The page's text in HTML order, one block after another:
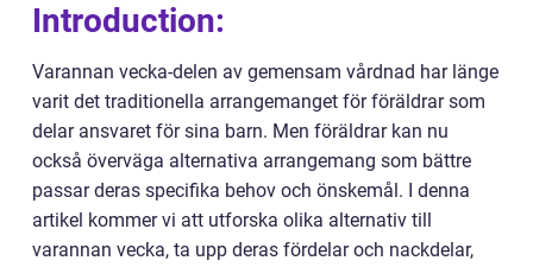
Introduction:
Varannan vecka-delen av gemensam vårdnad har länge
varit det traditionella arrangemanget för föräldrar som
delar ansvaret för sina barn. Men föräldrar kan nu
också överväga alternativa arrangemang som bättre
passar deras specifika behov och önskemål. I denna
artikel kommer vi att utforska olika alternativ till
varannan vecka, ta upp deras fördelar och nackdelar,